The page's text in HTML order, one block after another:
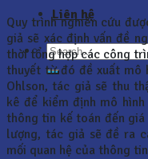
Liên hệ
Quy trình nghiên cứu
giả sẽ xác định vấn đề
thời tổng hợp các công
thuyết từ đó đề xuất mô
Ohlson, tác giả sẽ thu
kê để kiểm định mô
thông tin kế toán đến giá
lượng, tác giả sẽ đề ra
mối quan hệ của thông